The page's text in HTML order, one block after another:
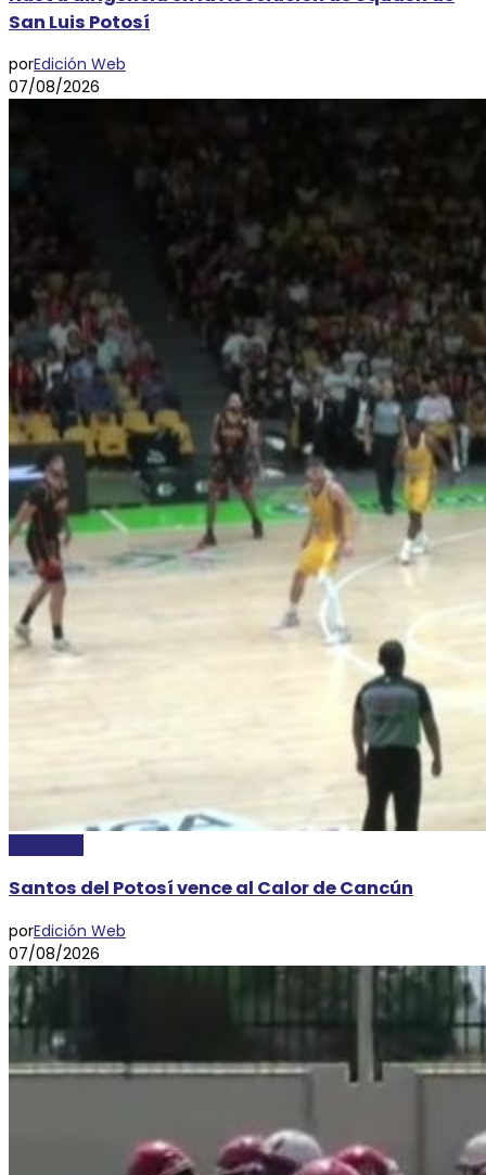
San Luis Potosí
porEdición Web
07/08/2026
Santos del Potosí vence al Calor de Cancún
porEdición Web
07/08/2026